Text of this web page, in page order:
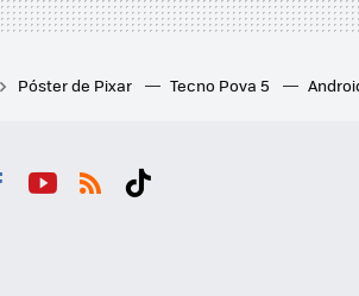
Póster de Pixar Tecno Pova 5